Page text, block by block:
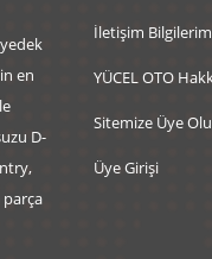
en
D-
parça
İletişim
YÜCEL OTO
Sitemize Üye
Üye Girişi